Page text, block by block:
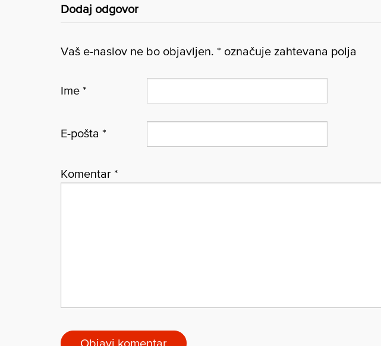
Dodaj odgovor
Vaš e-naslov ne bo objavljen. * označuje zahtevana polja
Ime *
E-pošta *
Komentar *